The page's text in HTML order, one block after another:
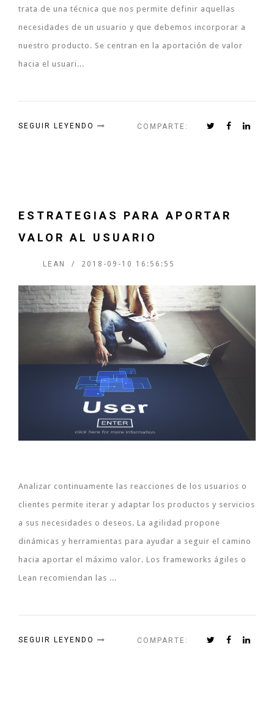
trata de una técnica que nos permite definir aquellas
necesidades de un usuario y que debemos incorporar a
nuestro producto. Se centran en la aportación de valor
hacia el usuari...
SEGUIR LEYENDO COMPARTE:
ESTRATEGIAS PARA APORTAR
VALOR AL USUARIO
LEAN 2018-09-10 16:56:55
Analizar continuamente las reacciones de los usuarios o
clientes permite iterar y adaptar los productos y servicios
a sus necesidades o deseos. La agilidad propone
dinámicas y herramientas para ayudar a seguir el camino
hacia aportar el máximo valor. Los frameworks ágiles o
Lean recomiendan las ...
SEGUIR LEYENDO COMPARTE: